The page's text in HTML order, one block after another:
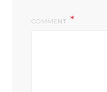
COMMENT